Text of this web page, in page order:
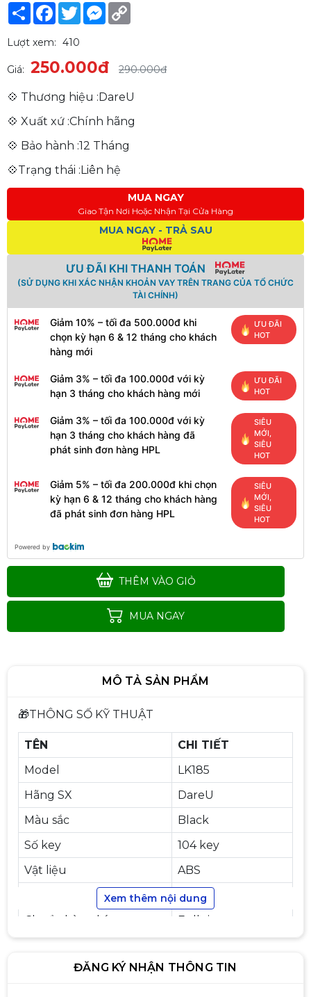
Share Facebook
TwitterMessenger
Lượt xem: 410
Giá: 250.000đ 290.000đ
💠 Thương hiệu :DareU
💠 Xuất xứ :Chính hãng
💠 Bảo hành :12 Tháng
💠Trạng thái :Liên hệ
MUA NGAY
Giao Tận Nơi Hoặc Nhận Tại Cửa Hàng
MUA NGAY - TRẢ SAU
ƯU ĐÃI KHI THANH TOÁN
(SỬ DỤNG KHI XÁC NHẬN KHOẢN VAY TRÊN TRANG CỦA TỔ CHỨC
TÀI CHÍNH)
Giảm 10% – tối đa 500.000đ khi
chọn kỳ hạn 6 & 12 tháng cho khách
hàng mới
ƯU ĐÃI
HOT
Giảm 3% – tối đa 100.000đ với kỳ
hạn 3 tháng cho khách hàng mới
ƯU ĐÃI
HOT
Giảm 3% – tối đa 100.000đ với kỳ
hạn 3 tháng cho khách hàng đã
phát sinh đơn hàng HPL
SIÊU
MỚI,
SIÊU
HOT
Giảm 5% – tối đa 200.000đ khi chọn
kỳ hạn 6 & 12 tháng cho khách hàng
đã phát sinh đơn hàng HPL
SIÊU
MỚI,
SIÊU
HOT
Powered by
THÊM VÀO GIỎ
MUA NGAY
MÔ TẢ SẢN PHẨM
🎁THÔNG SỐ KỸ THUẬT
TÊN
CHI TIẾT
Model
LK185
Hãng SX
DareU
Màu sắc
Black
Số key
104 key
Vật liệu
ABS
Có dây - USB
Chuẩn bàn phím
Full size
Xem thêm nội dung
ĐĂNG KÝ NHẬN THÔNG TIN
Bàn phím chơi game cơ EDRA
1.090.000đ 1.290.000đ
Bàn phím quang cơ Dareu
EK1280X Black Grey Optical
-10%